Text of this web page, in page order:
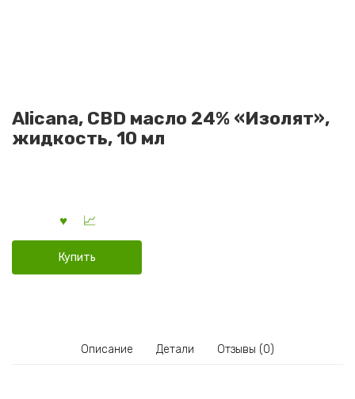
Alicana, CBD масло 24% «Изолят»,
жидкость, 10 мл
Купить
Описание Детали Отзывы (0)